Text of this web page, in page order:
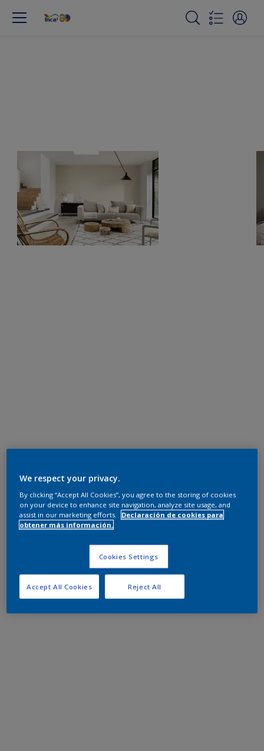
We respect your privacy.
By clicking “Accept All Cookies”, you agree to the storing of cookies
on your device to enhance site navigation, analyze site usage, and
assist in our marketing efforts.
Declaración de cookies para
obtener más información.
Cookies Settings
Reject All
Accept All Cookies